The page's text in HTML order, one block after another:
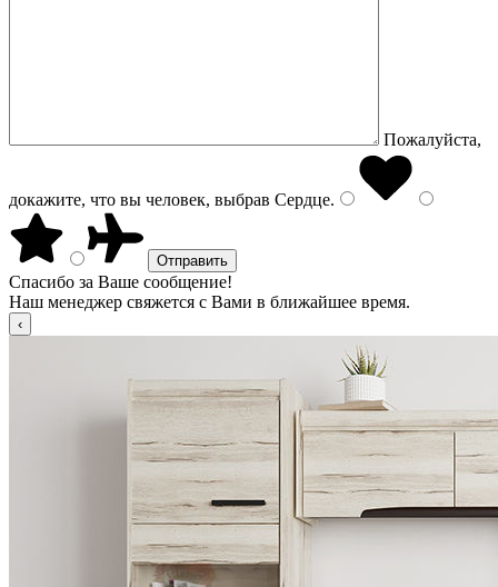
Пожалуйста,
докажите, что вы человек, выбрав Сердце.
Спасибо за Ваше сообщение!
Наш менеджер свяжется с Вами в ближайшее время.